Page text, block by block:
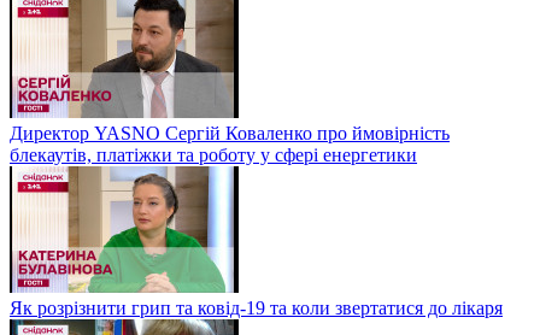
Директор YASNO Сергій Коваленко про ймовірність
блекаутів, платіжки та роботу у сфері енергетики
Як розрізнити грип та ковід-19 та коли звертатися до лікаря